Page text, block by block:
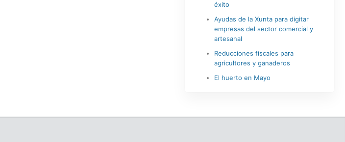
éxito
Ayudas de la Xunta para digitar
empresas del sector comercial y
artesanal
Reducciones fiscales para
agricultores y ganaderos
El huerto en Mayo